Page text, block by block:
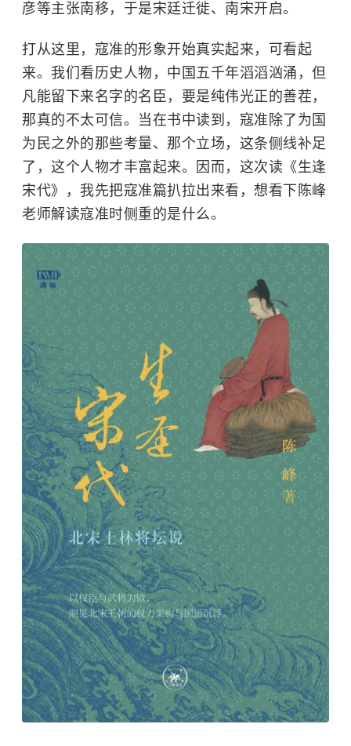
彦等主张南移，于是宋廷迁徙、 南宋开启。
打从这里，寇准的形象开始真实起来，可看起
来。我们看历史人物，中国五千年滔滔汹涌，但
凡能留下来名字的名臣，要是纯伟光正的善茬，
那真的不太可信。当在书中读到，寇准除了为国
为民之外的那些考量、那个立场，这条侧线补足
了，这个人物才丰富起来。因而，这次读《生逢
宋代》，我先把寇准篇扒拉出来看，想看下陈峰
老师解读寇准时侧重的是什么。